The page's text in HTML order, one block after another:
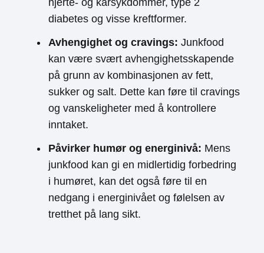
hjerte- og karsykdommer, type 2
diabetes og visse kreftformer.
Avhengighet og cravings: Junkfood
kan være svært avhengighetsskapende
på grunn av kombinasjonen av fett,
sukker og salt. Dette kan føre til cravings
og vanskeligheter med å kontrollere
inntaket.
Påvirker humør og energinivå: Mens
junkfood kan gi en midlertidig forbedring
i humøret, kan det også føre til en
nedgang i energinivået og følelsen av
tretthet på lang sikt.